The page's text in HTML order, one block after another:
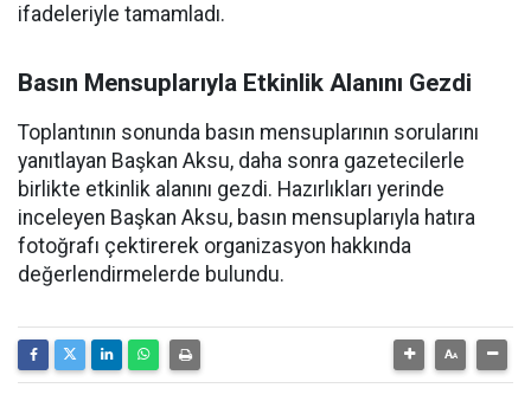
ifadeleriyle tamamladı.
Basın Mensuplarıyla Etkinlik Alanını Gezdi
Toplantının sonunda basın mensuplarının sorularını
yanıtlayan Başkan Aksu, daha sonra gazetecilerle
birlikte etkinlik alanını gezdi. Hazırlıkları yerinde
inceleyen Başkan Aksu, basın mensuplarıyla hatıra
fotoğrafı çektirerek organizasyon hakkında
değerlendirmelerde bulundu.